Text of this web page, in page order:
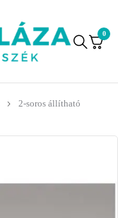
0
2-soros állítható